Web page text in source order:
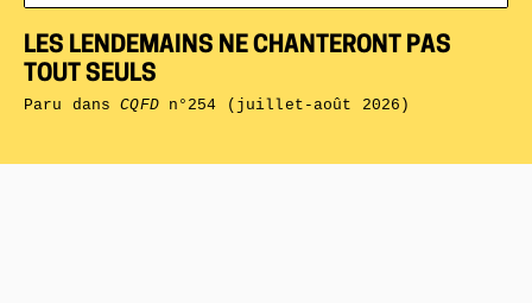
LES LENDEMAINS NE CHANTERONT PAS
TOUT SEULS
Paru dansCQFDn°254 (juillet-août 2026)